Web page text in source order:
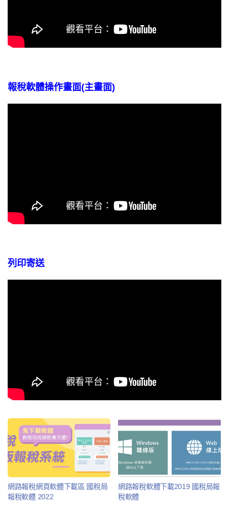
報稅軟體操作畫面(主畫面)
列印寄送
網路報稅網頁軟體下載區 國稅局
報稅軟體 2022
網路報稅軟體下載2019 國稅局報
稅軟體